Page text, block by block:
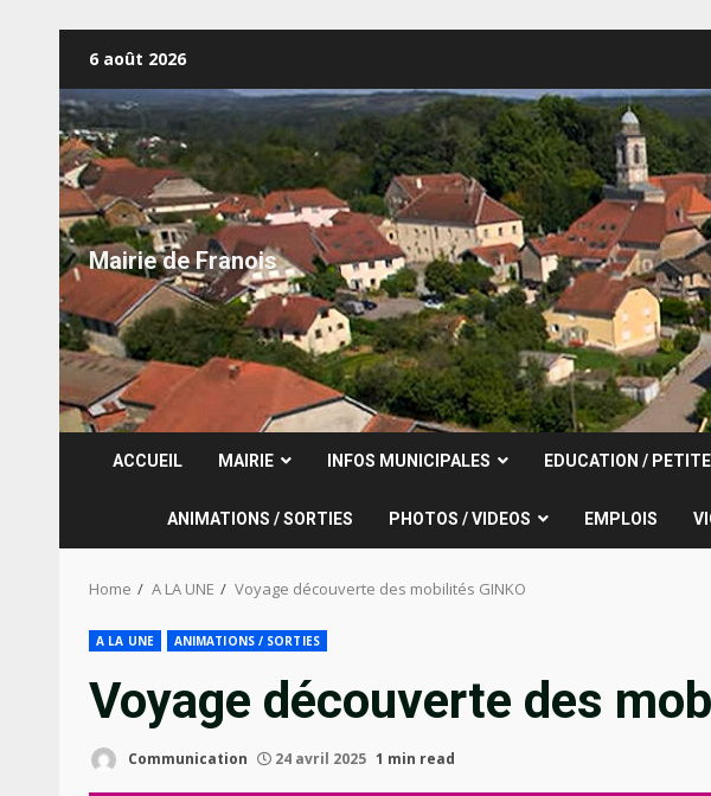
content
6 août 2026
Mairie de Franois
ACCUEIL MAIRIE INFOS MUNICIPALES EDUCATION /
ANIMATIONS / SORTIES PHOTOS / VIDEOS EMPLOIS
Home A LA UNE Voyage découverte des mobilités GINKO
A LA UNE ANIMATIONS / SORTIES
Voyage découverte des
Communication 24 avril 2025 1 min read